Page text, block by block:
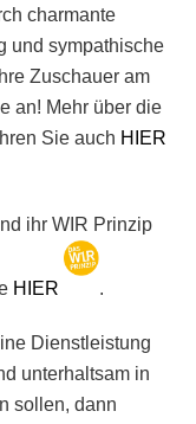
charmante
und sympathische
Zuschauer am
an! Mehr über die
Sie auch HIER
ihr WIR Prinzip
HIER .
Dienstleistung
unterhaltsam in
sollen, dann